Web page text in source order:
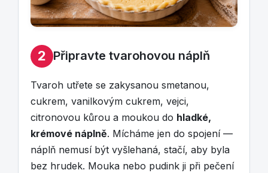
2 Připravte tvarohovou náplň
Tvaroh utřete se zakysanou smetanou,
cukrem, vanilkovým cukrem, vejci,
citronovou kůrou a moukou do hladké,
krémové náplně. Mícháme jen do spojení —
náplň nemusí být vyšlehaná, stačí, aby byla
bez hrudek. Mouka nebo pudink ji při pečení